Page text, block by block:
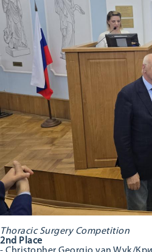
Thoracic Surgery Competition
2nd Place